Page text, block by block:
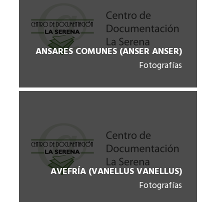
ANSARES COMUNES (ANSER ANSER)
Fotografías
AVEFRÍA (VANELLUS VANELLUS)
Fotografías